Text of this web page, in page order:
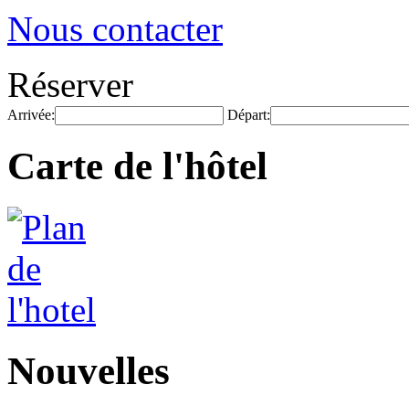
Nous contacter
Réserver
Arrivée: Départ:
Carte de l'hôtel
Nouvelles